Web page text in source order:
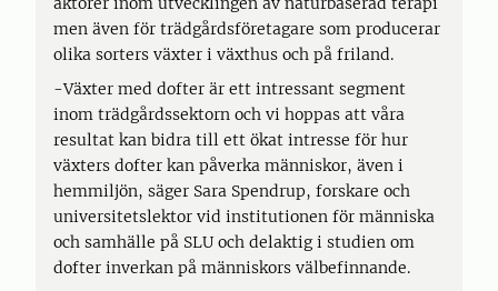
men även för trädgårdsföretagare som producerar
olika sorters växter i växthus och på friland.
-Växter med dofter är ett intressant segment
inom trädgårdssektorn och vi hoppas att våra
resultat kan bidra till ett ökat intresse för hur
växters dofter kan påverka människor, även i
hemmiljön, säger Sara Spendrup, forskare och
universitetslektor vid institutionen för människa
och samhälle på SLU och delaktig i studien om
dofter inverkan på människors välbefinnande.